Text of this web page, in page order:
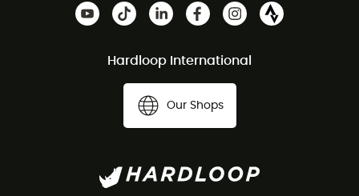
Hardloop International
Our Shops